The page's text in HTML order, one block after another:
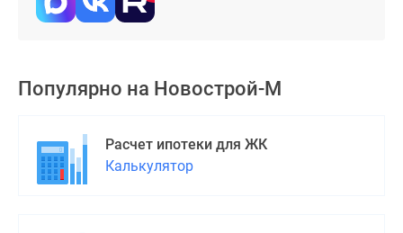
Популярно на Новострой-М
Расчет ипотеки для ЖК
Калькулятор